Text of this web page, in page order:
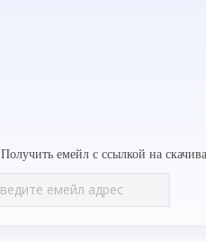
Получить емейл с ссылкой на